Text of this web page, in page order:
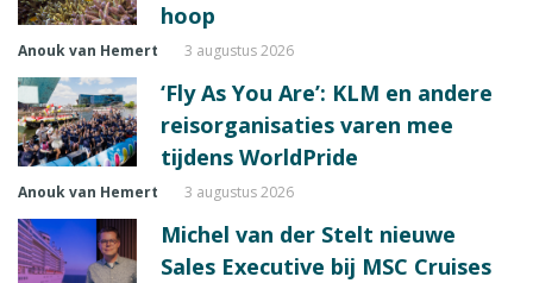
hoop
Anouk van Hemert 3 augustus 2026
‘Fly As You Are’: KLM en andere
reisorganisaties varen mee
tijdens WorldPride
Anouk van Hemert 3 augustus 2026
Michel van der Stelt nieuwe
Sales Executive bij MSC Cruises